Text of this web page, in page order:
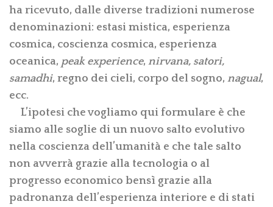
ha ricevuto, dalle diverse tradizioni numerose
denominazioni: estasi mistica, esperienza
cosmica, coscienza cosmica, esperienza
oceanica, peak experience, nirvana, satori,
samadhi, regno dei cieli, corpo del sogno, nagual,
ecc.
L’ipotesi che vogliamo qui formulare è che
siamo alle soglie di un nuovo salto evolutivo
nella coscienza dell’umanità e che tale salto
non avverrà grazie alla tecnologia o al
progresso economico bensì grazie alla
padronanza dell’esperienza interiore e di stati